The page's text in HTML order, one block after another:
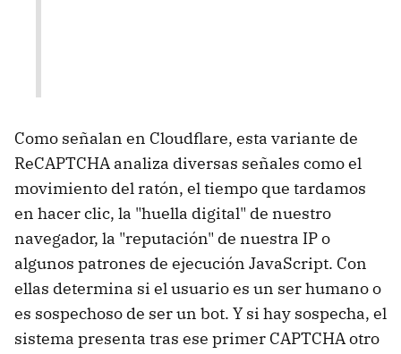
Como señalan en Cloudflare, esta variante de
ReCAPTCHA analiza diversas señales como el
movimiento del ratón, el tiempo que tardamos
en hacer clic, la "huella digital" de nuestro
navegador, la "reputación" de nuestra IP o
algunos patrones de ejecución JavaScript. Con
ellas determina si el usuario es un ser humano o
es sospechoso de ser un bot. Y si hay sospecha, el
sistema presenta tras ese primer CAPTCHA otro